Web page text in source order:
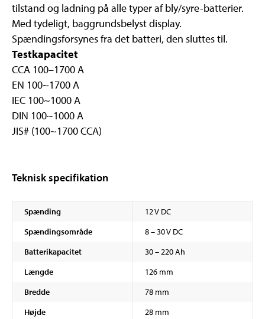
tilstand og ladning på alle typer af bly/syre-batterier.
Med tydeligt, baggrundsbelyst display.
Spændingsforsynes fra det batteri, den sluttes til.
Testkapacitet
CCA 100–1700 A
EN 100~1700 A
IEC 100~1000 A
DIN 100~1000 A
JIS# (100~1700 CCA)
Teknisk specifikation
Spænding
12 V DC
Spændingsområde
8 – 30 V DC
Batterikapacitet
30 – 220 Ah
Længde
126 mm
Bredde
78 mm
Højde
28 mm